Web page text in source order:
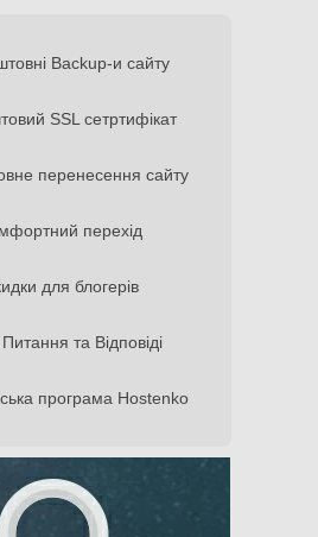
Backup-и сайту
SSL сетртифікат
перенесення сайту
перехід
для блогерів
та Відповіді
програма Hostenko